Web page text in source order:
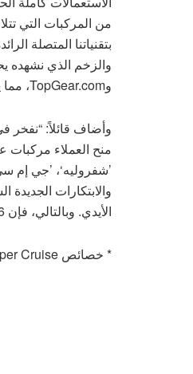
من المركبات التي
بتقنياتنا المتصلة
والزخم الذي نشهده
وTopGear.com، مما يعزّز التزامنا بالتميّز الهندسي والابتكار المتقدّم ورفع القيمة بالنسبة للعملاء.”
منح العملاء مركبات
’شفروليه‘، ’جي إم
والابتكارات الجديدة
الأيدي. وبالتالي، فإن 2026 ستكون سنة بارزة ومتميّزة بالفعل.”
* خصائص Super Cruise قد تختلف وفقاً للدولة وهي تخضع للموافَقات التنظيمية المحلّية.